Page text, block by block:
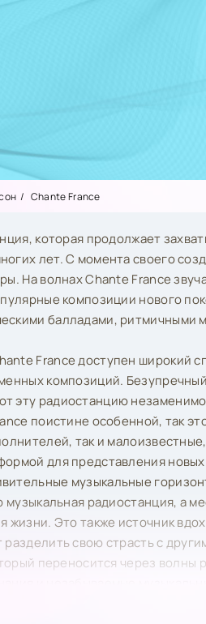
Chante France
которая продолжает
лет. С момента своего
На волнах Chante France
композиции нового
балладами,
France доступен широкий
композиций.
эту радиостанцию
поистине особенной, так
так и
для представления
музыкальные
радиостанция, а
жизни. Это также источник
свою страсть с
переносится через волны
стихию.